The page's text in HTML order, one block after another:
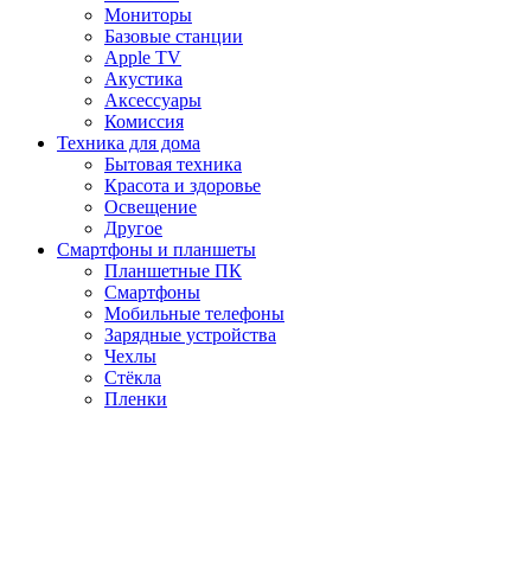
Мониторы
Базовые станции
Apple TV
Акустика
Аксессуары
Комиссия
Техника для дома
Бытовая техника
Красота и здоровье
Освещение
Другое
Смартфоны и планшеты
Планшетные ПК
Смартфоны
Мобильные телефоны
Зарядные устройства
Чехлы
Стёкла
Пленки